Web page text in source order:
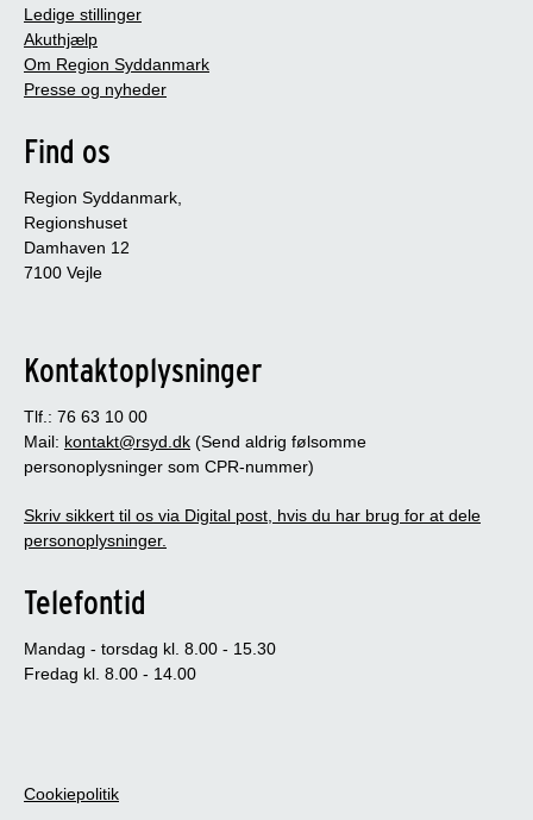
Ledige stillinger
Akuthjælp
Om Region Syddanmark
Presse og nyheder
Find os
Region Syddanmark,
Regionshuset
Damhaven 12
7100 Vejle
Kontaktoplysninger
Tlf.: 76 63 10 00
Mail: kontakt@rsyd.dk (Send aldrig følsomme
personoplysninger som CPR-nummer)
Skriv sikkert til os via Digital post, hvis du har brug for at dele
personoplysninger.
Telefontid
Mandag - torsdag kl. 8.00 - 15.30
Fredag kl. 8.00 - 14.00
Cookiepolitik